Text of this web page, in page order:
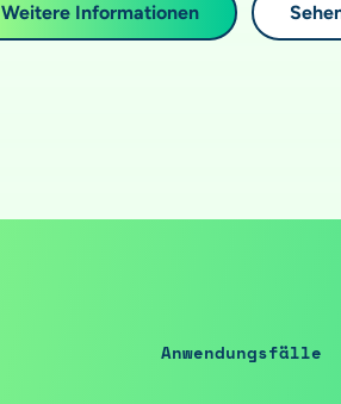
Weitere Informationen
Anwendungsfälle